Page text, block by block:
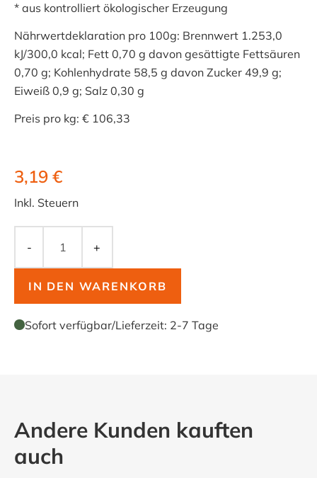
* aus kontrolliert ökologischer Erzeugung
Nährwertdeklaration pro 100g: Brennwert 1.253,0
kJ/300,0 kcal; Fett 0,70 g davon gesättigte Fettsäuren
0,70 g; Kohlenhydrate 58,5 g davon Zucker 49,9 g;
Eiweiß 0,9 g; Salz 0,30 g
Preis pro kg: € 106,33
3,19 €
Inkl. Steuern
- +
IN DEN WARENKORB
Sofort verfügbar/Lieferzeit: 2-7 Tage
Andere Kunden kauften
auch